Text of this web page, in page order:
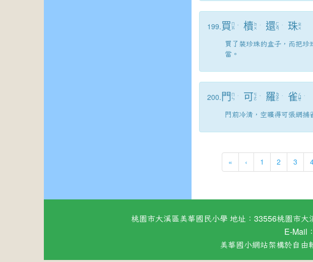
199.買 ㄞ
ˇ 櫝 ㄉ
ㄨ
ˊ 還 ㄏ
ㄨ
ㄢ
ˊ 珠 ㄓ
ㄨ
買了裝珍珠的盒子，而把
當。
200. 門 ㄣ
ˊ 可 ㄎ
ㄜ
ˇ 羅 ㄌ
ㄨ
ㄛ
ˊ 雀 ㄑ
ㄩ
ㄝ
ˋ
門前冷清，空曠得可張網捕
« ‹ 1 2 3
桃園市大溪區美華國民小學 地址：33556桃園市
E-Mail：
美華國小網站架構於自由